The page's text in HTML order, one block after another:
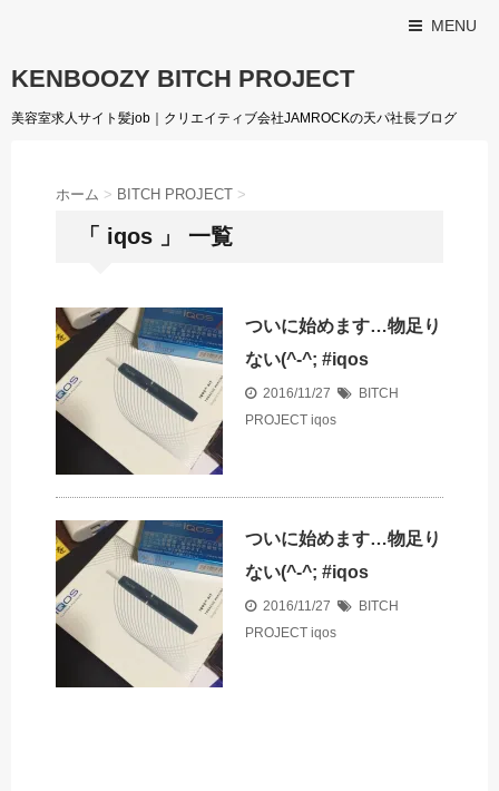
MENU
KENBOOZY BITCH PROJECT
美容室求人サイト髪job｜クリエイティブ会社JAMROCKの天パ社長ブログ
ホーム > BITCH PROJECT >
「 iqos 」 一覧
ついに始めます…物足り
ない(^-^; #iqos
2016/11/27
BITCH
PROJECT iqos
ついに始めます…物足り
ない(^-^; #iqos
2016/11/27
BITCH
PROJECT iqos